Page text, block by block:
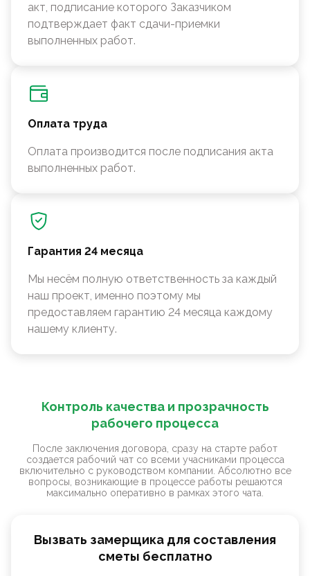
акт, подписание которого Заказчиком
подтверждает факт сдачи-приемки
выполненных работ.
Оплата труда
Оплата производится после подписания акта
выполненных работ.
Гарантия 24 месяца
Мы несём полную ответственность за каждый
наш проект, именно поэтому мы
предоставляем гарантию 24 месяца каждому
нашему клиенту.
Контроль качества и прозрачность
рабочего процесса
После заключения договора, сразу на старте работ
создается рабочий чат со всеми учасниками процесса
включительно с руководством компании. Абсолютно все
вопросы, возникающие в процессе работы решаются
максимально оперативно в рамках этого чата.
Вызвать замерщика для составления
сметы бесплатно